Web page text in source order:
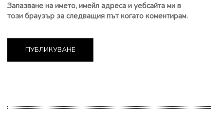
Запазване на името, имейл адреса и уебсайта ми в
този браузър за следващия път когато коментирам.